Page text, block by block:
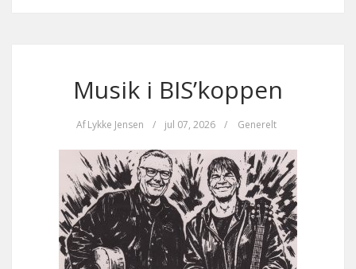
Musik i BIS’koppen
Af Lykke Jensen / jul 07, 2026 / Generelt